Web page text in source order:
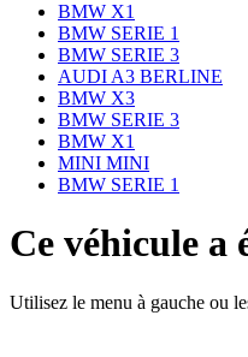
BMW X1
BMW SERIE 1
BMW SERIE 3
AUDI A3 BERLINE
BMW X3
BMW SERIE 3
BMW X1
MINI MINI
BMW SERIE 1
Ce véhicule a
Utilisez le menu à gauche ou